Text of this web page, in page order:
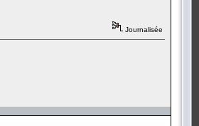
Journalisée